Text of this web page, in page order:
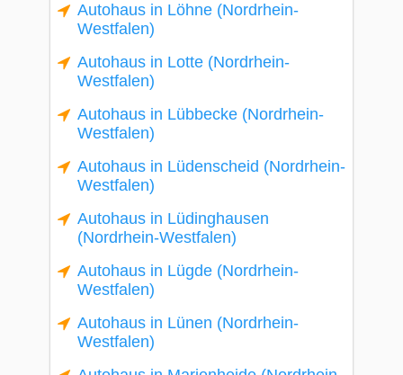
Autohaus in Löhne (Nordrhein-
Westfalen)
Autohaus in Lotte (Nordrhein-
Westfalen)
Autohaus in Lübbecke (Nordrhein-
Westfalen)
Autohaus in Lüdenscheid (Nordrhein-
Westfalen)
Autohaus in Lüdinghausen
(Nordrhein-Westfalen)
Autohaus in Lügde (Nordrhein-
Westfalen)
Autohaus in Lünen (Nordrhein-
Westfalen)